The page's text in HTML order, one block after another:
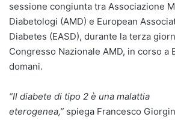
sessione congiunta tra Associazione
Diabetologi (AMD) e European
Diabetes (EASD), durante la terza
Congresso Nazionale AMD, in corso a
domani.
“Il diabete di tipo 2 è una malattia
eterogenea,” spiega Francesco